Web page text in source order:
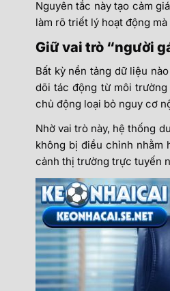
Nguyên tắc này tạo cảm
làm rõ triết lý hoạt động
Giữ vai trò “người
Bất kỳ nền tảng dữ liệu
dõi tác động từ môi trường
chủ động loại bỏ nguy cơ
Nhờ vai trò này, hệ thống
không bị điều chỉnh nhằm
cảnh thị trường trực tuyến